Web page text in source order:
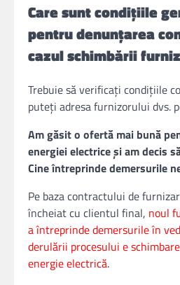
Care sunt condițiile
pentru denunțarea
cazul schimbării
Trebuie să verificați condițiile
puteți adresa furnizorului dvs.
Am găsit o ofertă mai bună
energiei electrice și am decis
Cine întreprinde demersurile
Pe baza contractului de
încheiat cu clientul final, noul
a întreprinde demersurile în
derulării procesului e
energie electrică.